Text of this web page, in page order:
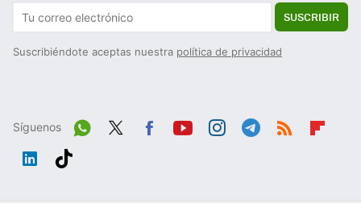
SUSCRIBIR
Suscribiéndote aceptas nuestra política de privacidad
Síguenos
Wh